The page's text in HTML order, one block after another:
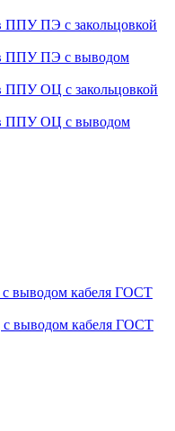
ППУ ПЭ с закольцовкой
ППУ ПЭ с выводом
ППУ ОЦ с закольцовкой
ППУ ОЦ с выводом
выводом кабеля ГОСТ
выводом кабеля ГОСТ